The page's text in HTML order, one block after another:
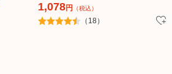
き取り クレンジング
1,078円 （税込）
（18）